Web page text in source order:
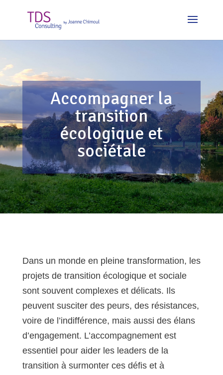
Accompagner la
transition
écologique et
sociétale
Dans un monde en pleine transformation, les
projets de transition écologique et sociale
sont souvent complexes et délicats. Ils
peuvent susciter des peurs, des résistances,
voire de l’indifférence, mais aussi des élans
d’engagement. L’accompagnement est
essentiel pour aider les leaders de la
transition à surmonter ces défis et à